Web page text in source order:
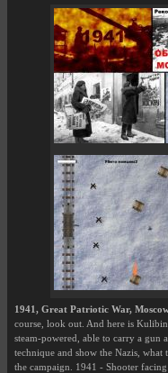
1941, Great Patriotic War,
course, look out. And here is
steam-powered, able to carry a gun
technique and show the Nazis,
the campaign. 1941 - Shooter